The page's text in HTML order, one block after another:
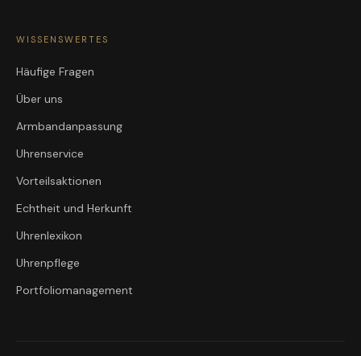
WISSENSWERTES
Häufige Fragen
Über uns
Armbandanpassung
Uhrenservice
Vorteilsaktionen
Echtheit und Herkunft
Uhrenlexikon
Uhrenpflege
Portfoliomanagement